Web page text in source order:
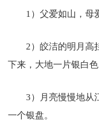
1）父爱如山，母
2）皎洁的明月高
下来，大地一片银白色
3）月亮慢慢地从
一个银盘。